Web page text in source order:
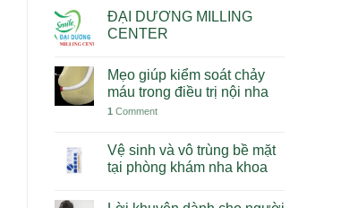
ĐẠI DƯƠNG MILLING
CENTER
Mẹo giúp kiểm soát chảy
máu trong điều trị nội nha
1 Comment
Vệ sinh và vô trùng bề mặt
tại phòng khám nha khoa